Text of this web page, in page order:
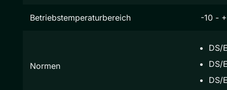
Betriebstemperaturbereich -10 -
Normen
DS/
DS/
DS/